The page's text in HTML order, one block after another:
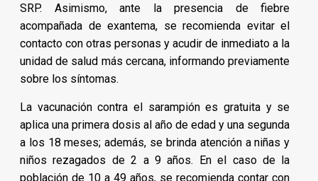
SRP. Asimismo, ante la presencia de fiebre
acompañada de exantema, se recomienda evitar el
contacto con otras personas y acudir de inmediato a la
unidad de salud más cercana, informando previamente
sobre los síntomas.
La vacunación contra el sarampión es gratuita y se
aplica una primera dosis al año de edad y una segunda
a los 18 meses; además, se brinda atención a niñas y
niños rezagados de 2 a 9 años. En el caso de la
población de 10 a 49 años, se recomienda contar con